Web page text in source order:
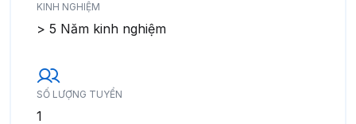
KINH NGHIỆM
> 5 Năm kinh nghiệm
SỐ LƯỢNG TUYỂN
1